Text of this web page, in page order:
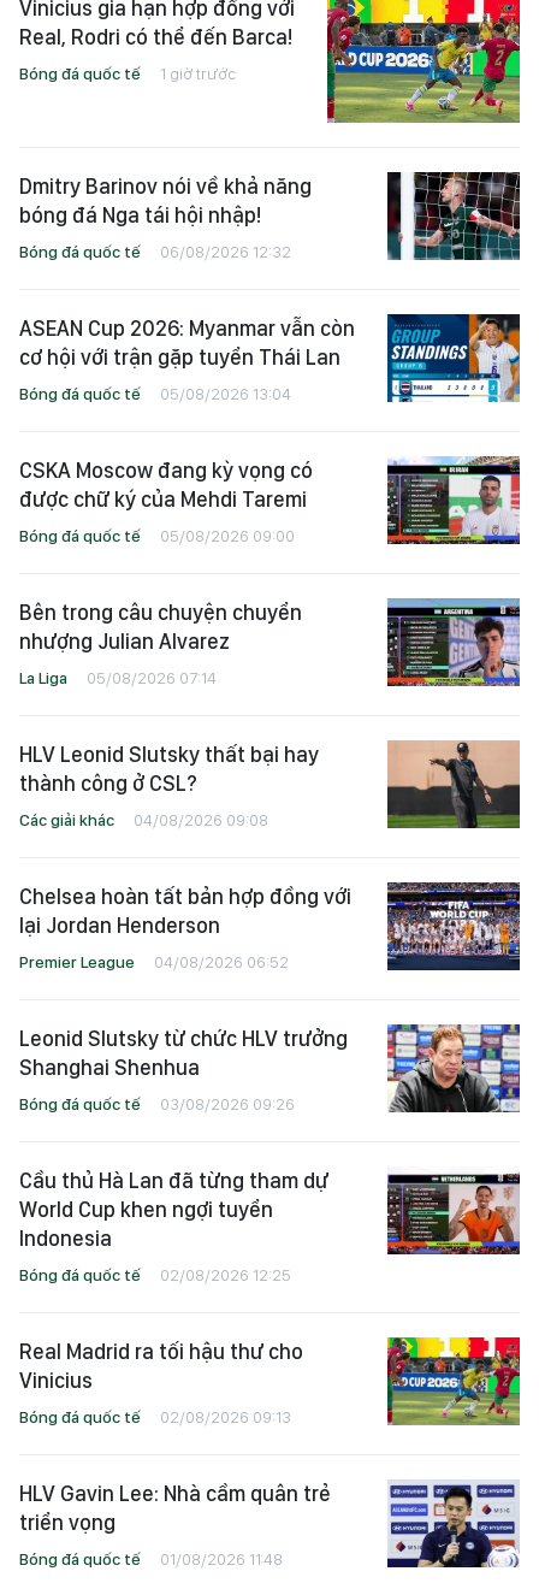
Vinicius gia hạn hợp đồng với
Real, Rodri có thể đến Barca!
Bóng đá quốc tế 1 giờ trước
Dmitry Barinov nói về khả năng
bóng đá Nga tái hội nhập!
Bóng đá quốc tế 06/08/2026 12:32
ASEAN Cup 2026: Myanmar vẫn còn
cơ hội với trận gặp tuyển Thái Lan
Bóng đá quốc tế 05/08/2026 13:04
CSKA Moscow đang kỳ vọng có
được chữ ký của Mehdi Taremi
Bóng đá quốc tế 05/08/2026 09:00
Bên trong câu chuyện chuyển
nhượng Julian Alvarez
La Liga 05/08/2026 07:14
HLV Leonid Slutsky thất bại hay
thành công ở CSL?
Các giải khác 04/08/2026 09:08
Chelsea hoàn tất bản hợp đồng với
lại Jordan Henderson
Premier League 04/08/2026 06:52
Leonid Slutsky từ chức HLV trưởng
Shanghai Shenhua
Bóng đá quốc tế 03/08/2026 09:26
Cầu thủ Hà Lan đã từng tham dự
World Cup khen ngợi tuyển
Indonesia
Bóng đá quốc tế 02/08/2026 12:25
Real Madrid ra tối hậu thư cho
Vinicius
Bóng đá quốc tế 02/08/2026 09:13
HLV Gavin Lee: Nhà cầm quân trẻ
triển vọng
Bóng đá quốc tế 01/08/2026 11:48